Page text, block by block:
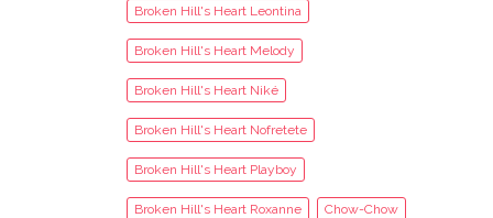
Broken Hill's Heart Leontina
Broken Hill's Heart Melody
Broken Hill's Heart Niké
Broken Hill's Heart Nofretete
Broken Hill's Heart Playboy
Broken Hill's Heart Roxanne Chow-Chow